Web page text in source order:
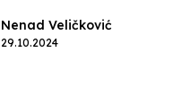
Nenad Veličković
29.10.2024